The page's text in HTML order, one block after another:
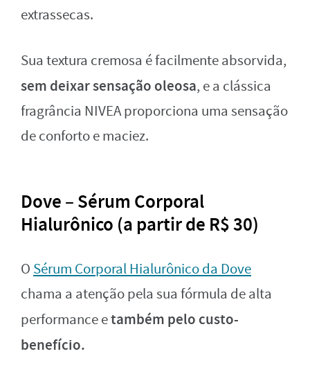
extrassecas.
Sua textura cremosa é facilmente absorvida,
sem deixar sensação oleosa, e a clássica
fragrância NIVEA proporciona uma sensação
de conforto e maciez.
Dove – Sérum Corporal
Hialurônico (a partir de R$ 30)
O Sérum Corporal Hialurônico da Dove
chama a atenção pela sua fórmula de alta
performance etambém pelo custo-
benefício.